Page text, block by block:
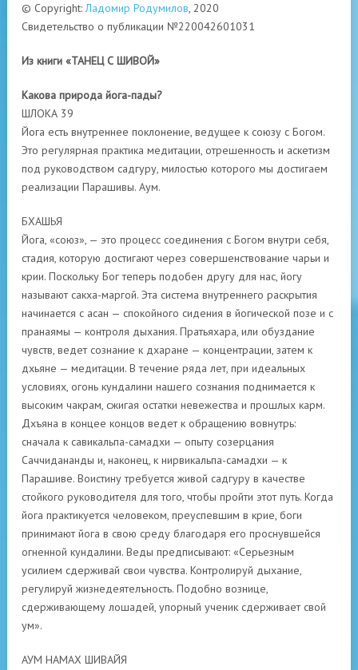
© Copyright:Ладомир Родумилов, 2020
Свидетельство о публикации №220042601031
Из книги «ТАНЕЦ С ШИВОЙ»
Какова природа йога-пады?
ШЛОКА 39
Йога есть внутреннее поклонение, ведущее к союзу с Богом.
Это регулярная практика медитации, отрешенность и аскетизм
под руководством садгуру, милостью которого мы достигаем
реализации Парашивы. Аум.
БХАШЬЯ
Йога, «союз», — это процесс соединения с Богом внутри себя,
стадия, которую достигают через совершенствование чарьи и
крии. Поскольку Бог теперь подобен другу для нас, йогу
называют сакха-маргой. Эта система внутреннего раскрытия
начинается с асан — спокойного сидения в йогической позе и с
пранаямы — контроля дыхания. Пратьяхара, или обуздание
чувств, ведет сознание к дхаране — концентрации, затем к
дхьяне — медитации. В течение ряда лет, при идеальных
условиях, огонь кундалини нашего сознания поднимается к
высоким чакрам, сжигая остатки невежества и прошлых карм.
Дхъяна в концеe концов ведет к обращению вовнутрь:
сначала к савикальпа-самадхи — опыту созерцания
Саччидананды и, наконец, к нирвикальпа-самадхи — к
Парашиве. Воистину требуется живой садгуру в качестве
стойкого руководителя для того, чтобы пройти этот путь. Когда
йога практикуется человеком, преуспевшим в крие, боги
принимают йога в свою среду благодаря его проснувшейся
огненной кундалини. Веды предписывают: «Серьезным
усилием сдерживай свои чувства. Контролируй дыхание,
регулируй жизнедеятелъность. Подобно вознице,
сдерживающему лошадей, упорный ученик сдерживает свой
ум».
АУМ НАМАХ ШИВАЙЯ